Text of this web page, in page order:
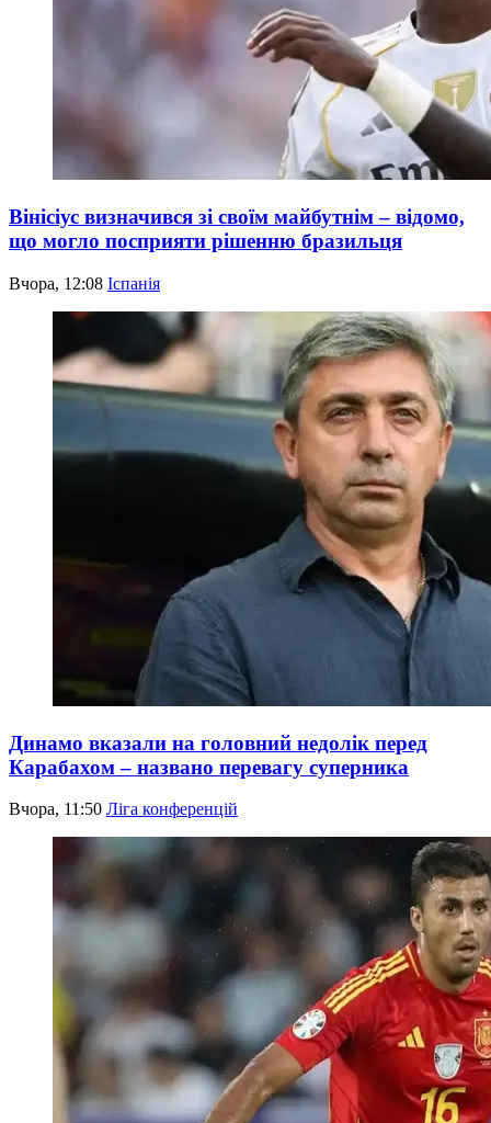
Вінісіус визначився зі своїм майбутнім – відомо,
що могло посприяти рішенню бразильця
Вчора, 12:08 Іспанія
Динамо вказали на головний недолік перед
Карабахом – названо перевагу суперника
Вчора, 11:50 Ліга конференцій